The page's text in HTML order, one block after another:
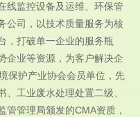
线监控设备及运维、环保管
公司，以技术质量服务为核
，打破单一企业的服务瓶
企业等资源，为客户解决企
保护产业协会会员单位，先
工业废水处理处置二级、
管管理局颁发的CMA资质，